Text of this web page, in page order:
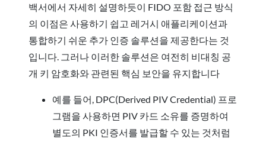
백서에서 자세히 설명하듯이 FIDO 포함 접근 방식
의 이점은 사용하기 쉽고 레거시 애플리케이션과
통합하기 쉬운 추가 인증 솔루션을 제공한다는 것
입니다. 그러나 이러한 솔루션은 여전히 비대칭 공
개 키 암호화와 관련된 핵심 보안을 유지합니다
예를 들어, DPC(Derived PIV Credential) 프로
그램을 사용하면 PIV 카드 소유를 증명하여
별도의 PKI 인증서를 발급할 수 있는 것처럼